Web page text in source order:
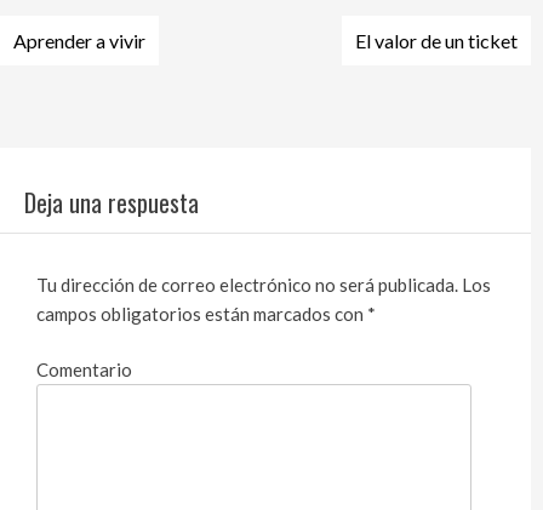
Navegación
Aprender a vivir El valor de un ticket
Deja una respuesta
Tu dirección de correo electrónico no será publicada. Los
campos obligatorios están marcados con *
Comentario